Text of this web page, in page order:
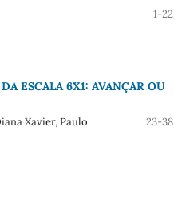
1-22
ESCALA 6X1: AVANÇAR OU
Xavier, Paulo
23-38